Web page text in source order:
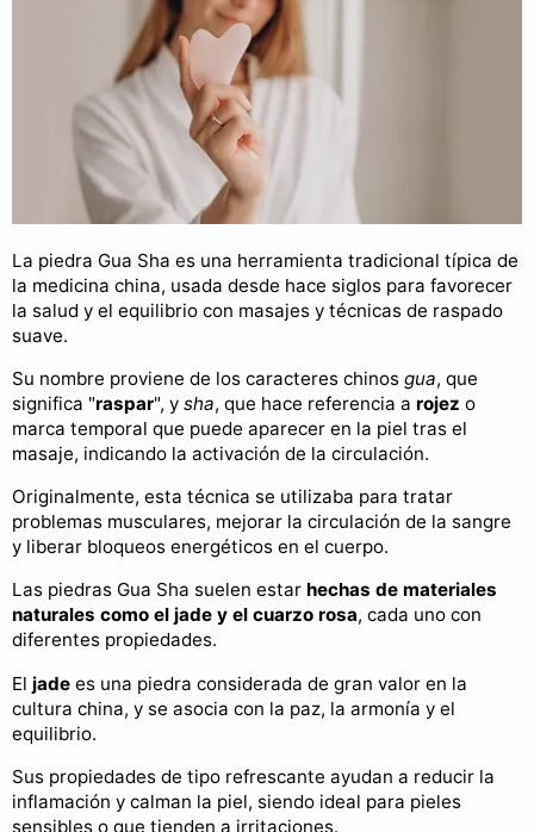
La piedra Gua Sha es una herramienta tradicional típica de
la medicina china, usada desde hace siglos para favorecer
la salud y el equilibrio con masajes y técnicas de raspado
suave.
Su nombre proviene de los caracteres chinos gua, que
significa "raspar", y sha, que hace referencia a rojez o
marca temporal que puede aparecer en la piel tras el
masaje, indicando la activación de la circulación.
Originalmente, esta técnica se utilizaba para tratar
problemas musculares, mejorar la circulación de la sangre
y liberar bloqueos energéticos en el cuerpo.
Las piedras Gua Sha suelen estar hechas de materiales
naturales como el jade y el cuarzo rosa, cada uno con
diferentes propiedades.
El jade es una piedra considerada de gran valor en la
cultura china, y se asocia con la paz, la armonía y el
equilibrio.
Sus propiedades de tipo refrescante ayudan a reducir la
inflamación y calman la piel, siendo ideal para pieles
sensibles o que tienden a irritaciones.